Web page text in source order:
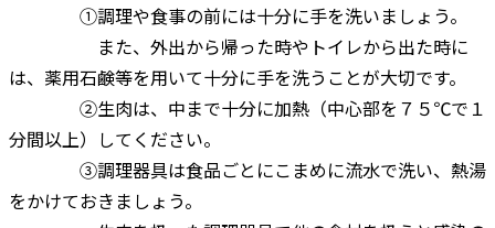
①調理や食事の前には十分に手を洗いましょう。
また、外出から帰った時やトイレから出た時に
は、薬用石鹸等を用いて十分に手を洗うことが大切です。
②生肉は、中まで十分に加熱（中心部を７５℃で１
分間以上）してください。
③調理器具は食品ごとにこまめに流水で洗い、熱湯
をかけておきましょう。